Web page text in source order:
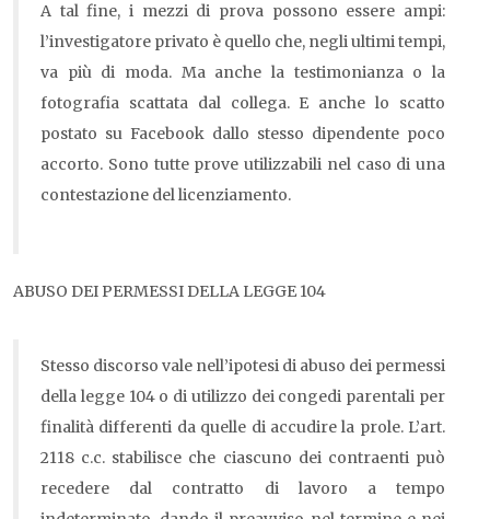
A tal fine, i mezzi di prova possono essere ampi:
l’investigatore privato è quello che, negli ultimi tempi,
va più di moda. Ma anche la testimonianza o la
fotografia scattata dal collega. E anche lo scatto
postato su Facebook dallo stesso dipendente poco
accorto. Sono tutte prove utilizzabili nel caso di una
contestazione del licenziamento.
ABUSO DEI PERMESSI DELLA LEGGE 104
Stesso discorso vale nell’ipotesi di abuso dei permessi
della legge 104 o di utilizzo dei congedi parentali per
finalità differenti da quelle di accudire la prole. L’art.
2118 c.c. stabilisce che ciascuno dei contraenti può
recedere dal contratto di lavoro a tempo